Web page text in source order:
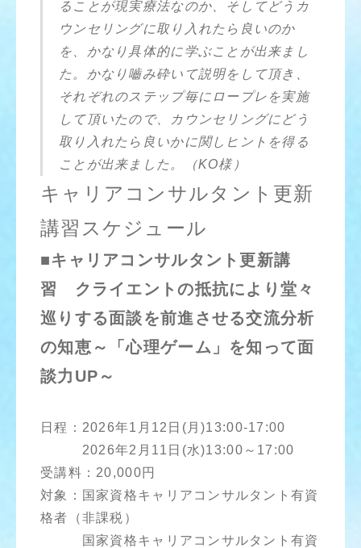
ることが現実療法なのか、そしてどうカ
ウンセリングに取り入れたら良いのか
を、かなり具体的に学ぶことが出来まし
た。かなり嚙み砕いて説明をして頂き、
それぞれのステップ毎にロープレを実施
して頂いたので、カウンセリングにどう
取り入れたら良いかに関しヒントを得る
ことが出来ました。（KO様）
キャリアコンサルタント更新
講習スケジュール
■キャリアコンサルタント更新講
習 クライエントの抵抗により堂々
巡りする面談を前進させる交流分析
の知恵～「心理ゲーム」を知って面
談力UP～
日程：2026年1月12日(月)13:00-17:00
2026年2月11日(水)13:00～17:00
受講料：20,000円
対象：国家資格キャリアコンサルタント有資
格者（非課税）
国家資格キャリアコンサルタント有資